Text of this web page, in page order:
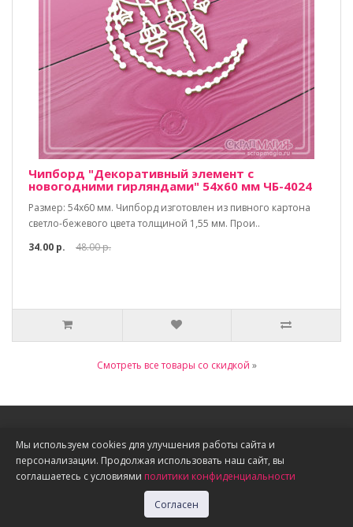
Чипборд "Декоративный элемент с
новогодними гирляндами" 54х60 мм ЧБ-4024
Размер: 54х60 мм. Чипборд изготовлен из пивного картона
светло-бежевого цвета толщиной 1,55 мм. Прои..
34.00 р.
48.00 р.
Смотреть все товары со скидкой »
Информация
О нас
Доставка, оплата, скидки
Политика конфиденциальности
Мы используем cookies для улучшения работы сайта и
персонализации. Продолжая использовать наш сайт, вы
соглашаетесь с условиями политики конфиденциальности
Согласен